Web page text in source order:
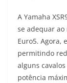
A
p
p
r
a
A Yamaha
se adequar
Euro5. Agora,
permitindo
alguns
potência